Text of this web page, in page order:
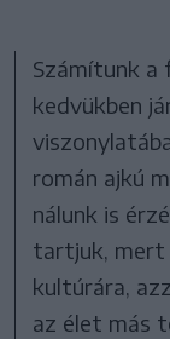
Számítunk a
kedvükben
román ajkú
nálunk is
tartjuk, mert
kultúrára,
az élet más